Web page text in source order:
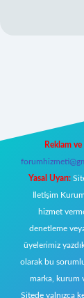
Reklam
Yasal Uyarı:
İletişim
hizmet
denetleme
üyelerimiz
olarak bu
marka, kurum
Sitede yalnızca